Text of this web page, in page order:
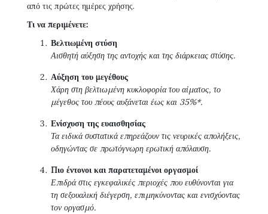
από τις πρώτες ημέρες χρήσης.
Τι να περιμένετε:
Βελτιωμένη στύση
Αισθητή αύξηση της αντοχής και της διάρκειας στύσης.
Αύξηση του μεγέθους
Χάρη στη βελτιωμένη κυκλοφορία του αίματος, το
μέγεθος του πέους αυξάνεται έως και 35%*.
Ενίσχυση της ευαισθησίας
Τα ειδικά συστατικά επηρεάζουν τις νευρικές απολήξεις,
οδηγώντας σε πρωτόγνωρη ερωτική απόλαυση.
Πιο έντονοι και παρατεταμένοι οργασμοί
Επιδρά στις εγκεφαλικές περιοχές που ευθύνονται για
τη σεξουαλική διέγερση, επιμηκύνοντας και ενισχύοντας
τον οργασμό.